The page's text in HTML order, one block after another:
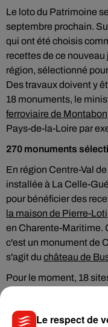
Le loto du Patrimoine
septembre prochain.
qui ont été choisis
recettes de ce
région, sélectionné
Des travaux doivent y
18 monuments, le
ferroviaire de Montabon
Pays-de-la-Loire par
270 monuments
En région Centre-Val
installée à La Celle-
pour bénéficier des
la maison de Pierre-Loti
en Charente-Maritime.
c'est un monument de
s'agit du château de
Pour le moment, 18
pour bénéficier de
Le respect de